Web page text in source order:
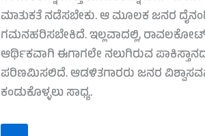
ಮಾತುಕತೆ ನಡೆಸಬೇಕು. ಆ ಮೂಲಕ ಜನರ
ಗಮನಹರಿಸಬೇಕಿದೆ. ಇಲ್ಲವಾದಲ್ಲಿ,
ಆರ್ಥಿಕವಾಗಿ ಈಗಾಗಲೇ ನಲುಗಿರುವ
ಪರಿಣಮಿಸಲಿದೆ. ಆಡಳಿತಗಾರರು ಜನರ
ಕಂಡುಕೊಳ್ಳಲು ಸಾಧ್ಯ.